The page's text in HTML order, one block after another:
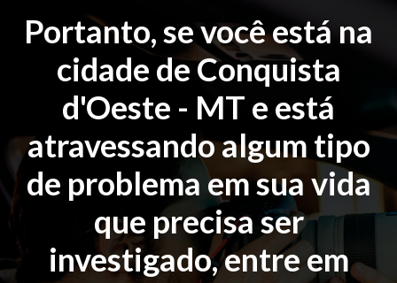
Portanto, se você está na
cidade de Conquista
d'Oeste - MT e está
atravessando algum tipo
de problema em sua vida
que precisa ser
investigado, entre em